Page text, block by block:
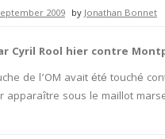
2009 byJonathan Bonnet
Cyril Rool hier contre
de l’OM avait été touché
apparaître sous le maillot